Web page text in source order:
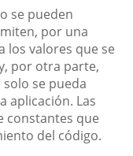
se pueden
por una
los valores que se
por otra parte,
se pueda
aplicación. Las
constantes que
del código.